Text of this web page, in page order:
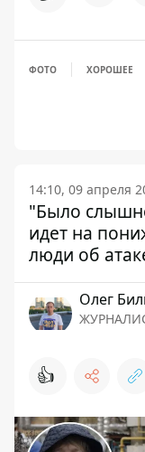
ФОТО ХОРОШЕЕ
14:10, 09 апреля
"Было
идет на
люди об
Олег
👍